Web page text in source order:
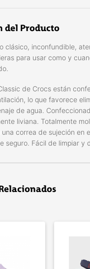
del Producto
clásico, inconfundible,
para usar como y
de Crocs están
lo que favorece
de agua.
liviana. Totalmente
correa de sujeción en
seguro. Fácil de limpiar y